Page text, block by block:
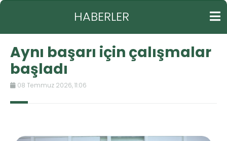
HABERLER
Aynı başarı için çalışmalar
başladı
08 Temmuz 2026, 11:06